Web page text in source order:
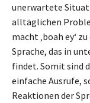
unerwartete
alltäglichen
macht ‚boah ey‘
Sprache, das in
findet. Somit sind
einfache Ausrufe,
Reaktionen der